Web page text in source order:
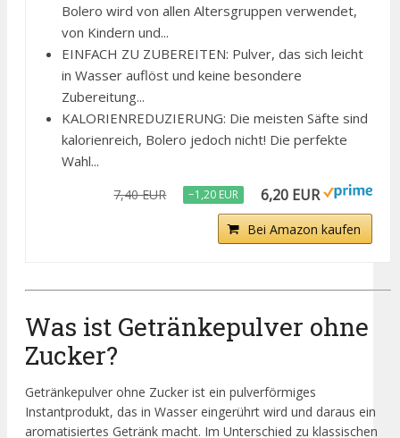
Bolero wird von allen Altersgruppen verwendet,
von Kindern und...
EINFACH ZU ZUBEREITEN: Pulver, das sich leicht
in Wasser auflöst und keine besondere
Zubereitung...
KALORIENREDUZIERUNG: Die meisten Säfte sind
kalorienreich, Bolero jedoch nicht! Die perfekte
Wahl...
7,40 EUR −1,20 EUR 6,20 EUR
Bei Amazon kaufen
Was ist Getränkepulver ohne
Zucker?
Getränkepulver ohne Zucker ist ein pulverförmiges
Instantprodukt, das in Wasser eingerührt wird und daraus ein
aromatisiertes Getränk macht. Im Unterschied zu klassischen